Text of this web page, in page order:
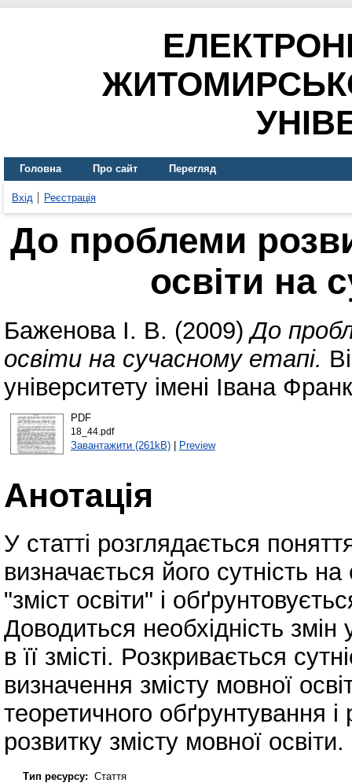
Головна Про сайт Перегляд
Вхід Реєстрація
До проблеми
освіти на
Баженова І. В. (2009)До
освіти на сучасному етапі.
університету імені Івана
PDF
18_44.pdf
Завантажити (261kB)| Preview
Анотація
У статті розглядається
визначається його сутність
"зміст освіти" і
Доводиться необхідність змін
в її змісті. Розкривається
визначення змісту мовної
теоретичного обґрунтування
розвитку змісту мовної освіти.
Тип ресурсу: Стаття